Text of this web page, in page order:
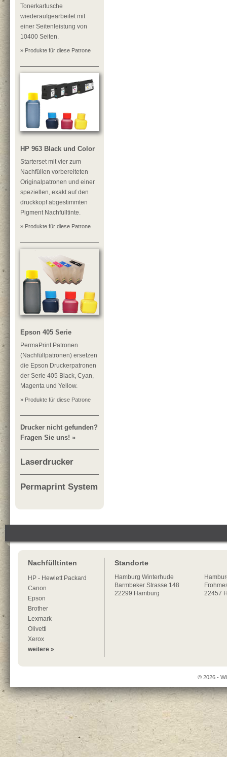
Tonerkartusche
wiederaufgearbeitet mit
einer Seitenleistung von
10400 Seiten.
» Produkte für diese Patrone
HP 963 Black und Color
Starterset mit vier zum
Nachfüllen vorbereiteten
Originalpatronen und einer
speziellen, exakt auf den
druckkopf abgestimmten
Pigment Nachfülltinte.
» Produkte für diese Patrone
Epson 405 Serie
PermaPrint Patronen
(Nachfüllpatronen) ersetzen
die Epson Druckerpatronen
der Serie 405 Black, Cyan,
Magenta und Yellow.
» Produkte für diese Patrone
Drucker nicht gefunden?
Fragen Sie uns! »
Laserdrucker
Permaprint System
Nachfülltinten
HP - Hewlett Packard
Canon
Epson
Brother
Lexmark
Olivetti
Xerox
weitere »
Standorte
Hamburg Winterhude
Barmbeker Strasse 148
22299 Hamburg
22457
© 2026 -